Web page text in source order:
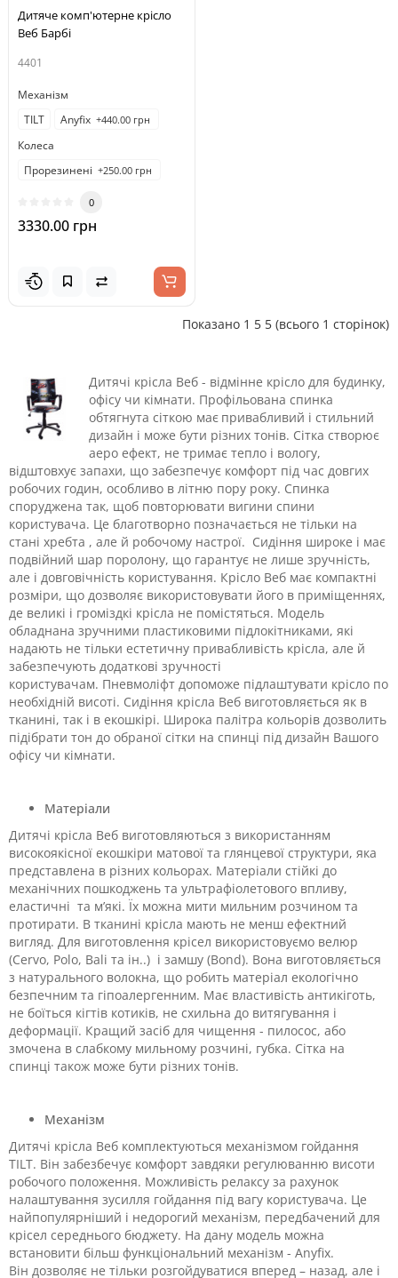
Дитяче комп'ютерне крісло
Веб Барбі
4401
Механізм
TILT
Anyfix +440.00 грн
Колеса
Прорезинені +250.00 грн
0
3330.00 грн
Показано 1 5 5 (всього 1 сторінок)
Дитячі крісла Веб - відмінне крісло для будинку,
офісу чи кімнати. Профільована спинка
обтягнута сіткою має привабливий і стильний
дизайн і може бути різних тонів. Сітка створює
аеро ефект, не тримає тепло і вологу,
відштовхує запахи, що забезпечує комфорт під час довгих
робочих годин, особливо в літню пору року. Спинка
споруджена так, щоб повторювати вигини спини
користувача. Це благотворно позначається не тільки на
стані хребта , але й робочому настрої. Сидіння широке і має
подвійний шар поролону, що гарантує не лише зручність,
але і довговічність користування. Крісло Веб має компактні
розміри, що дозволяє використовувати його в приміщеннях,
де великі і громіздкі крісла не помістяться. Модель
обладнана зручними пластиковими підлокітниками, які
надають не тільки естетичну привабливість крісла, але й
забезпечують додаткові зручності
користувачам. Пневмоліфт допоможе підлаштувати крісло по
необхідній висоті. Сидіння крісла Веб виготовляється як в
тканині, так і в екошкірі. Широка палітра кольорів дозволить
підібрати тон до обраної сітки на спинці під дизайн Вашого
офісу чи кімнати.
Матеріали
Дитячі крісла Веб виготовляються з використанням
високоякісної екошкіри матової та глянцевої структури, яка
представлена в різних кольорах. Матеріали стійкі до
механічних пошкоджень та ультрафіолетового впливу,
еластичні та м’які. Їх можна мити мильним розчином та
протирати. В тканині крісла мають не менш ефектний
вигляд. Для виготовлення крісел використовуємо велюр
(Cervo, Polo, Bali та ін..) і замшу (Bond). Вона виготовляється
з натурального волокна, що робить матеріал екологічно
безпечним та гіпоалергенним. Має властивість антикіготь,
не боїться кігтів котиків, не схильна до витягування і
деформації. Кращий засіб для чищення - пилосос, або
змочена в слабкому мильному розчині, губка. Сітка на
спинці також може бути різних тонів.
Механізм
Дитячі крісла Веб комплектуються механізмом гойдання
TILT. Він забезбечує комфорт завдяки регулюванню висоти
робочого положення. Можливість релаксу за рахунок
налаштування зусилля гойдання під вагу користувача. Це
найпопулярніший і недорогий механізм, передбачений для
крісел середнього бюджету. На дану модель можна
встановити більш функціональний механізм - Anyfix.
Він дозволяє не тільки розгойдуватися вперед – назад, але і